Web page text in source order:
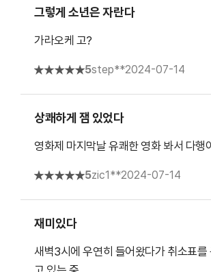
그렇게 소년은 자란다
가라오케 고?
5step**2024-07-14
상쾌하게 잼 있었다
영화제 마지막날 유쾌한 영화 봐서 다행
5zic1**2024-07-14
재미있다
새벽3시에 우연히 들어왔다가 취소표